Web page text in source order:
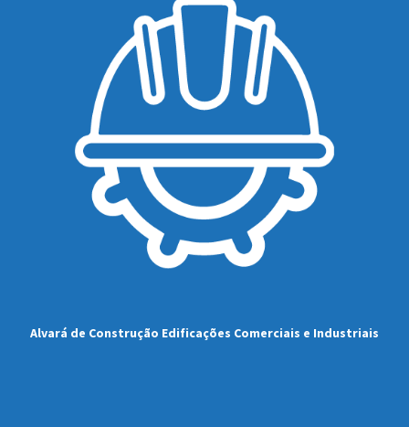
Alvará de Construção Edificações Comerciais e Industriais